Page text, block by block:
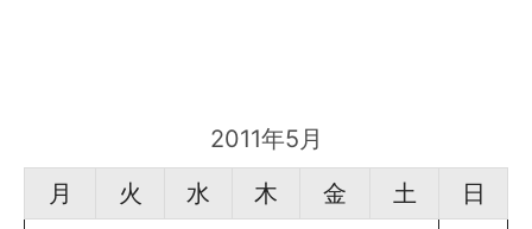
2011年5月
月
火 水 木 金 土
日